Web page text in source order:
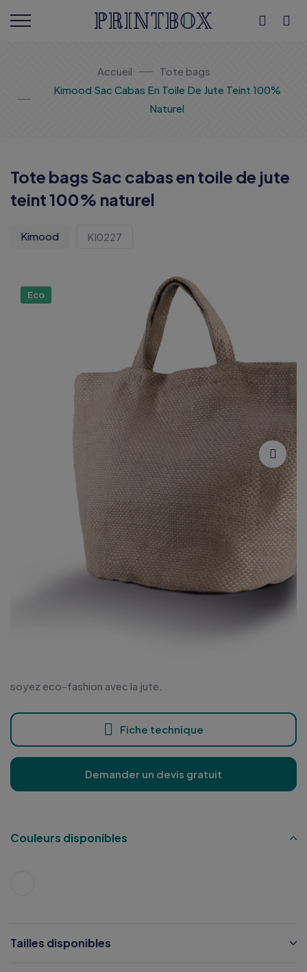
Accueil
Tote bags
Kimood Sac Cabas En Toile De Jute Teint 100%
Naturel
Eco
Tote bags Sac cabas en toile de jute
teint 100% naturel
Kimood KI0227
soyez eco-fashion avec la jute.
Fiche technique
Demander un devis gratuit
Couleurs disponibles
Tailles disponibles